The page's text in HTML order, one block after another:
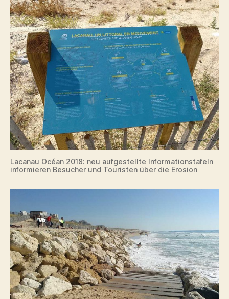
Lacanau Océan 2018: neu aufgestellte Informationstafeln
informieren Besucher und Touristen über die Erosion